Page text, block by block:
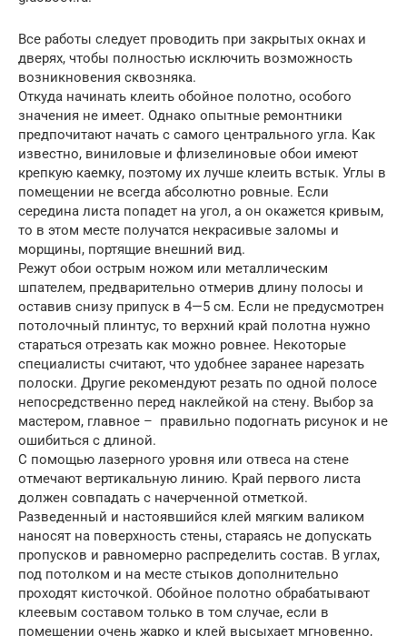
Все работы следует проводить при закрытых окнах и
дверях, чтобы полностью исключить возможность
возникновения сквозняка.
Откуда начинать клеить обойное полотно, особого
значения не имеет. Однако опытные ремонтники
предпочитают начать с самого центрального угла. Как
известно, виниловые и флизелиновые обои имеют
крепкую каемку, поэтому их лучше клеить встык. Углы в
помещении не всегда абсолютно ровные. Если
середина листа попадет на угол, а он окажется кривым,
то в этом месте получатся некрасивые заломы и
морщины, портящие внешний вид.
Режут обои острым ножом или металлическим
шпателем, предварительно отмерив длину полосы и
оставив снизу припуск в 4—5 см. Если не предусмотрен
потолочный плинтус, то верхний край полотна нужно
стараться отрезать как можно ровнее. Некоторые
специалисты считают, что удобнее заранее нарезать
полоски. Другие рекомендуют резать по одной полосе
непосредственно перед наклейкой на стену. Выбор за
мастером, главное – правильно подогнать рисунок и не
ошибиться с длиной.
С помощью лазерного уровня или отвеса на стене
отмечают вертикальную линию. Край первого листа
должен совпадать с начерченной отметкой.
Разведенный и настоявшийся клей мягким валиком
наносят на поверхность стены, стараясь не допускать
пропусков и равномерно распределить состав. В углах,
под потолком и на месте стыков дополнительно
проходят кисточкой. Обойное полотно обрабатывают
клеевым составом только в том случае, если в
помещении очень жарко и клей высыхает мгновенно,